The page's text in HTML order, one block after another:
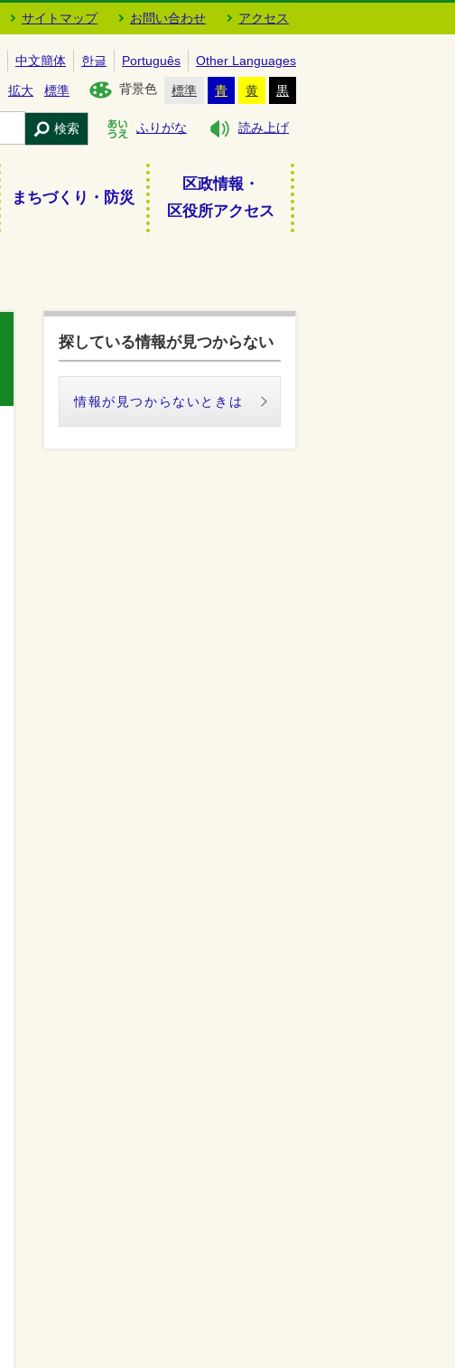
サイトマップ お問い合わせ アクセス
中文簡体 한글 Português
Other Languages
拡大 標準 背景色 標準 青 黄 黒
検索 ふりがな 読み上げ
まちづくり・防災
区政情報・
区役所アクセス
探している情報が見つからない
情報が見つからないときは